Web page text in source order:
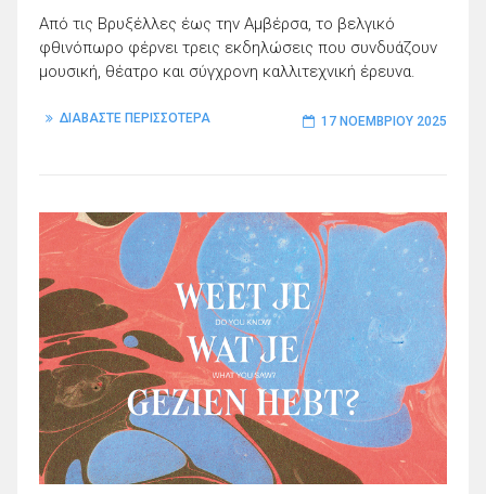
Από τις Βρυξέλλες έως την Αμβέρσα, το βελγικό
φθινόπωρο φέρνει τρεις εκδηλώσεις που συνδυάζουν
μουσική, θέατρο και σύγχρονη καλλιτεχνική έρευνα.
ΔΙΑΒΑΣΤΕ ΠΕΡΙΣΣΟΤΕΡΑ 17 ΝΟΕΜΒΡΊΟΥ 2025